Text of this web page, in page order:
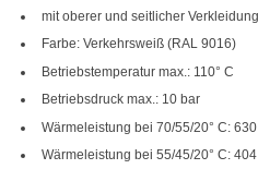
mit oberer und seitlicher
Farbe: Verkehrsweiß (RAL 9016)
Betriebstemperatur max.: 110° C
Betriebsdruck max.: 10 bar
Wärmeleistung bei 70/55/20° C: 630
Wärmeleistung bei 55/45/20° C: 404